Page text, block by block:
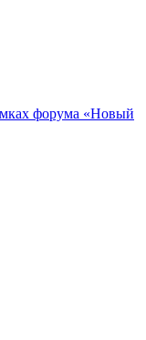
форума «Новый